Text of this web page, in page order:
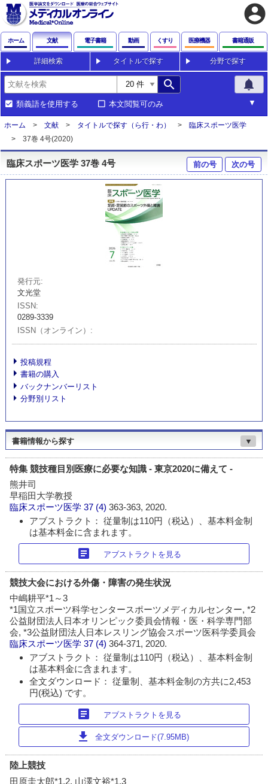
account_circle
ホーム 文献 電子書籍 動画 くすり 医療機器 書籍通販
詳細検索 タイトルで探す 分野で探す
search notifications
類義語を使用する 本文閲覧可のみ
ホーム 文献 タイトルで探す（ら行・わ）
臨床スポーツ医学
37巻 4号(2020)
臨床スポーツ医学 37巻 4号 前の号 次の号
発行元
文光堂
ISSN
0289-3339
ISSN（オンライン）
投稿規程
書籍の購入
バックナンバーリスト
分野別リスト
書籍情報から探す ▼
特集 競技種目別医療に必要な知識 - 東京2020に備えて -
熊井司
早稲田大学教授
臨床スポーツ医学 37 (4)363-363, 2020.
アブストラクト： 従量制は110円（税込）、基本料金制
は基本料金に含まれます。
article アブストラクトを見る
競技大会における外傷・障害の発生状況
中嶋耕平*1～3
*1国立スポーツ科学センタースポーツメディカルセンター, *2
公益財団法人日本オリンピック委員会情報・医・科学専門部
会, *3公益財団法人日本レスリング協会スポーツ医科学委員会
臨床スポーツ医学 37 (4)364-371, 2020.
アブストラクト： 従量制は110円（税込）、基本料金制
は基本料金に含まれます。
全文ダウンロード： 従量制、基本料金制の方共に2,453
円(税込) です。
article アブストラクトを見る
download 全文ダウンロード(7.95MB)
陸上競技
田原圭太郎*1,2, 山澤文裕*1,3